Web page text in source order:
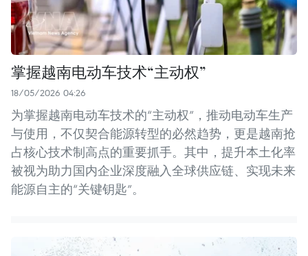
掌握越南电动车技术“主动权”
18/05/2026 04:26
为掌握越南电动车技术的“主动权”，推动电动车生产
与使用，不仅契合能源转型的必然趋势，更是越南抢
占核心技术制高点的重要抓手。其中，提升本土化率
被视为助力国内企业深度融入全球供应链、实现未来
能源自主的“关键钥匙”。